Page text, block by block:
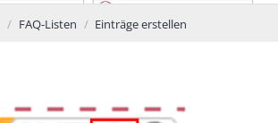
FAQ-Listen Einträge erstellen